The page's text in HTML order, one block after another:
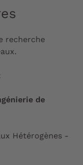
recherche
de
Hétérogènes -